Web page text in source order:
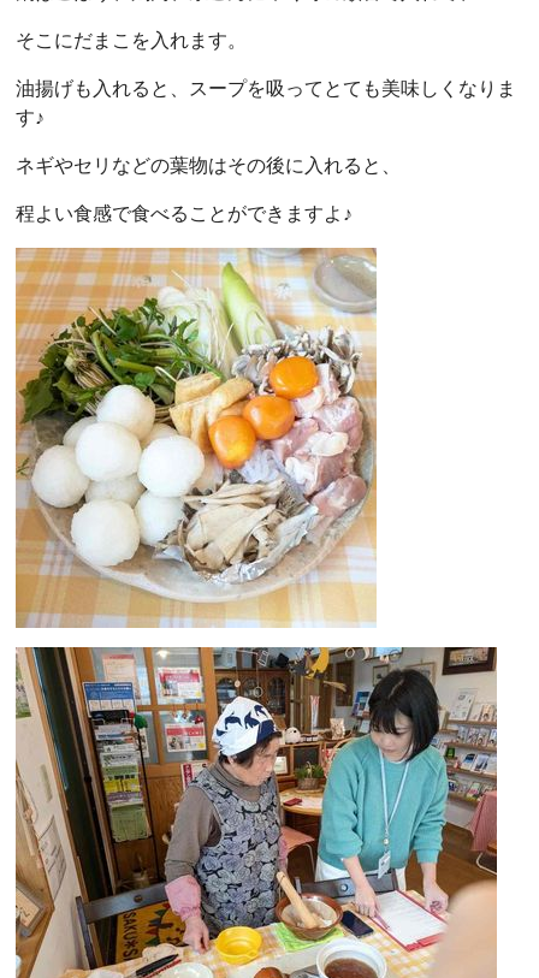
そこにだまこを入れます。
油揚げも入れると、スープを吸ってとても美味しくなりま
す♪
ネギやセリなどの葉物はその後に入れると、
程よい食感で食べることができますよ♪